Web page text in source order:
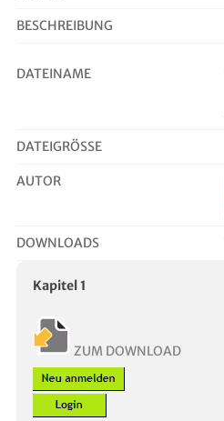
BESCHREIBUNG
DATEINAME
DATEIGRÖSSE
AUTOR
DOWNLOADS
Kapitel 1
ZUM DOWNLOAD